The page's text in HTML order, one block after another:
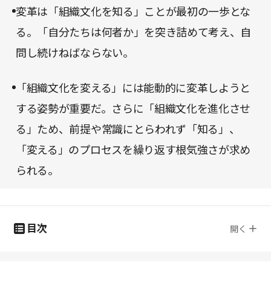
変革は「組織文化を知る」ことが最初の一歩とな
る。「自分たちは何者か」を突き詰めて考え、自
問し続けねばならない。
「組織文化を変える」には能動的に変革しようと
する姿勢が重要だ。さらに「組織文化を進化させ
る」ため、前提や常識にとらわれず「知る」、
「変える」のプロセスを繰り返す根気強さが求め
られる。
目次 開く